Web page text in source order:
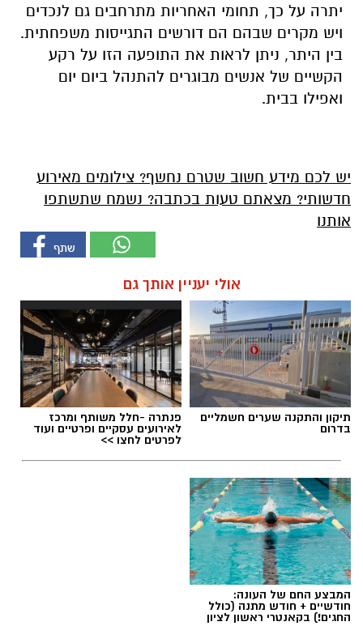
יתרה על כך, תחומי האחריות מתרחבים גם לנכדים
ויש מקרים שבהם הם דורשים התגייסות משפחתית.
בין היתר, ניתן לראות את התופעה הזו על רקע
הקשיים של אנשים מבוגרים להתנהל ביום יום
ואפילו בבית.
יש לכם מידע חשוב שטרם נחשף? צילומים מאירוע
חדשותי? מצאתם טעות בכתבה? נשמח שתשתפו
אותנו
אולי יעניין אותך גם
תיקון והתקנה שערים חשמליים
בדרום
פנתרה -חלל משותף ומרכז
לאירועים עסקיים ופרטיים ועוד
לפרטים לחצו >>
המבצע החם של העונה:
חודשיים + חודש מתנה (כולל
החגים!) בקאנטרי ראשון לציון